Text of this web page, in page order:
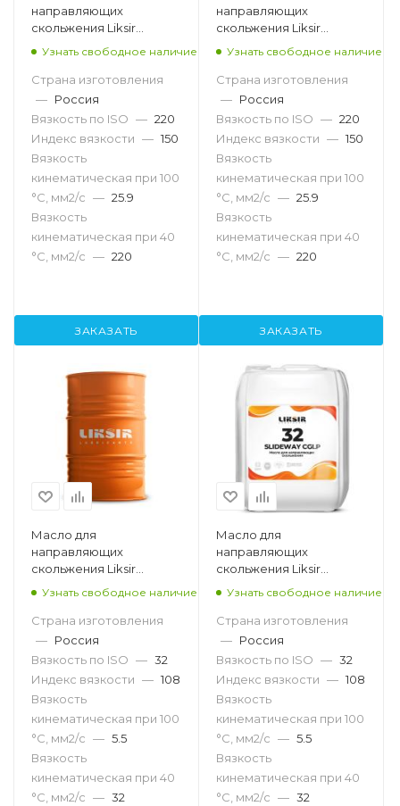
направляющих
скольжения Liksir
Slideway 220, 205л
Узнать свободное наличие
Страна изготовления
— Россия
Вязкость по ISO — 220
Индекс вязкости — 150
Вязкость
кинематическая при 100
°С, мм2/с — 25.9
Вязкость
кинематическая при 40
°С, мм2/с — 220
ЗАКАЗАТЬ
направляющих
скольжения Liksir
Slideway 220, 20л
Узнать свободное наличие
Страна изготовления
— Россия
Вязкость по ISO — 220
Индекс вязкости — 150
Вязкость
кинематическая при 100
°С, мм2/с — 25.9
Вязкость
кинематическая при 40
°С, мм2/с — 220
ЗАКАЗАТЬ
Масло для
направляющих
скольжения Liksir
Slideway 32, 205л
Узнать свободное наличие
Страна изготовления
— Россия
Вязкость по ISO — 32
Индекс вязкости — 108
Вязкость
кинематическая при 100
°С, мм2/с — 5.5
Вязкость
кинематическая при 40
°С, мм2/с — 32
Масло для
направляющих
скольжения Liksir
Slideway 32, 20л
Узнать свободное наличие
Страна изготовления
— Россия
Вязкость по ISO — 32
Индекс вязкости — 108
Вязкость
кинематическая при 100
°С, мм2/с — 5.5
Вязкость
кинематическая при 40
°С, мм2/с — 32